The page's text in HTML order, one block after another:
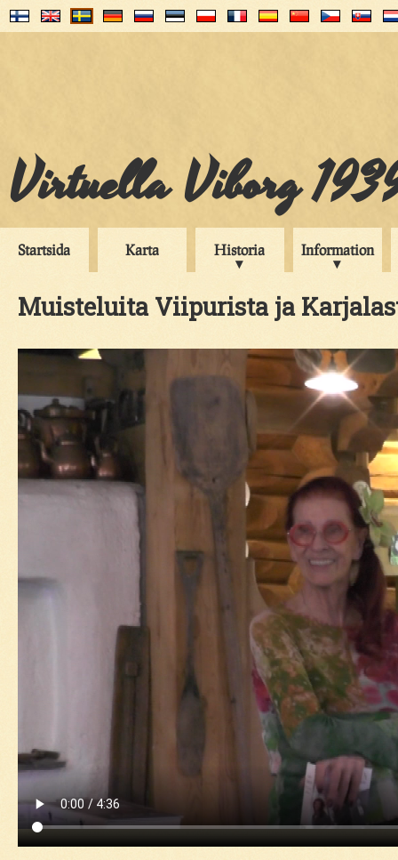
Virtuella Viborg
Startsida Karta Historia Information
Muisteluita Viipurista ja